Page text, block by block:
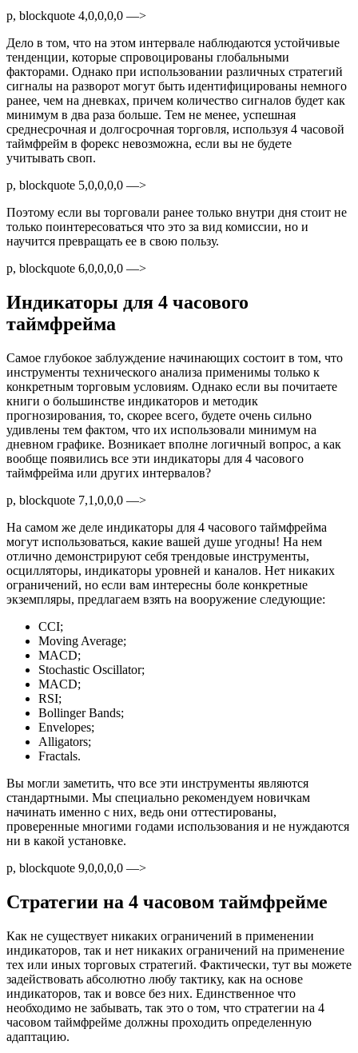
p, blockquote 4,0,0,0,0 —>
Дело в том, что на этом интервале наблюдаются устойчивые
тенденции, которые спровоцированы глобальными
факторами. Однако при использовании различных стратегий
сигналы на разворот могут быть идентифицированы немного
ранее, чем на дневках, причем количество сигналов будет как
минимум в два раза больше. Тем не менее, успешная
среднесрочная и долгосрочная торговля, используя 4 часовой
таймфрейм в форекс невозможна, если вы не будете
учитывать своп.
p, blockquote 5,0,0,0,0 —>
Поэтому если вы торговали ранее только внутри дня стоит не
только поинтересоваться что это за вид комиссии, но и
научится превращать ее в свою пользу.
p, blockquote 6,0,0,0,0 —>
Индикаторы для 4 часового
таймфрейма
Самое глубокое заблуждение начинающих состоит в том, что
инструменты технического анализа применимы только к
конкретным торговым условиям. Однако если вы почитаете
книги о большинстве индикаторов и методик
прогнозирования, то, скорее всего, будете очень сильно
удивлены тем фактом, что их использовали минимум на
дневном графике. Возникает вполне логичный вопрос, а как
вообще появились все эти индикаторы для 4 часового
таймфрейма или других интервалов?
p, blockquote 7,1,0,0,0 —>
На самом же деле индикаторы для 4 часового таймфрейма
могут использоваться, какие вашей душе угодны! На нем
отлично демонстрируют себя трендовые инструменты,
осцилляторы, индикаторы уровней и каналов. Нет никаких
ограничений, но если вам интересны боле конкретные
экземпляры, предлагаем взять на вооружение следующие:
CCI;
Moving Average;
MACD;
Stochastic Oscillator;
MACD;
RSI;
Bollinger Bands;
Envelopes;
Alligators;
Fractals.
Вы могли заметить, что все эти инструменты являются
стандартными. Мы специально рекомендуем новичкам
начинать именно с них, ведь они оттестированы,
проверенные многими годами использования и не нуждаются
ни в какой установке.
p, blockquote 9,0,0,0,0 —>
Стратегии на 4 часовом таймфрейме
Как не существует никаких ограничений в применении
индикаторов, так и нет никаких ограничений на применение
тех или иных торговых стратегий. Фактически, тут вы можете
задействовать абсолютно любу тактику, как на основе
индикаторов, так и вовсе без них. Единственное что
необходимо не забывать, так это о том, что стратегии на 4
часовом таймфрейме должны проходить определенную
адаптацию.